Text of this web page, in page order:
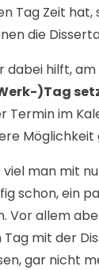
Tag Zeit
die
dabei hilft,
)Tag
Termin im
Möglichkeit
viel man mit
schon, ein
Vor allem
Tag mit der
gar nicht